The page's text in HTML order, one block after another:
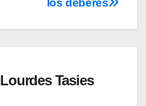
los deberes
Lourdes Tasies